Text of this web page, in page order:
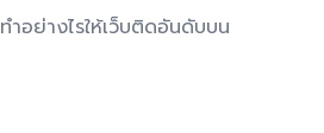
อย่างไรให้เว็บติดอันดับบน